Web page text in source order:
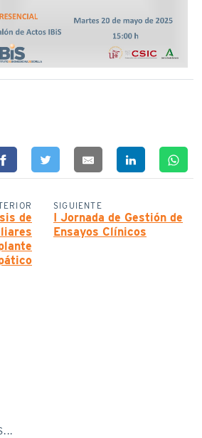
de
SIGUIENTE
I Jornada de Gestión de
Ensayos Clínicos